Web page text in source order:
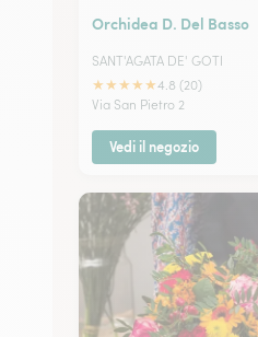
Orchidea D. Del Basso
SANT'AGATA DE' GOTI
★★★★★4.8 (20)
Via San Pietro 2
Vedi il negozio